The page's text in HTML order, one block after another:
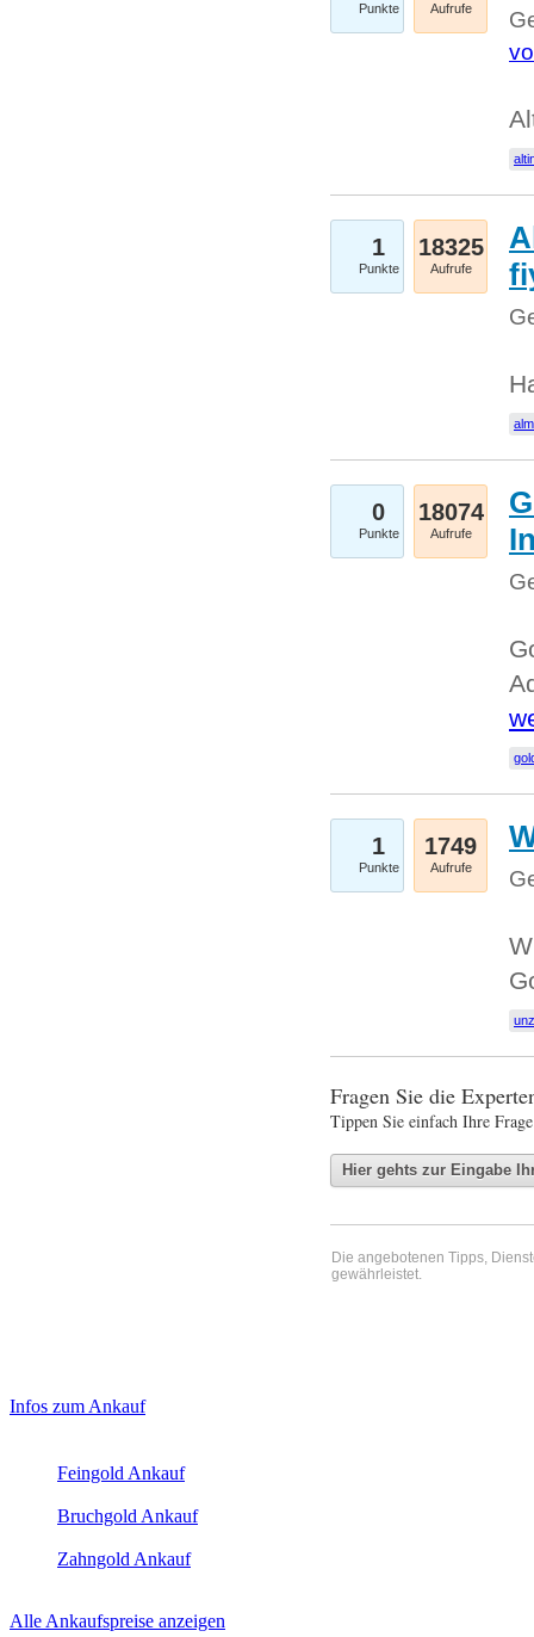
Punkte Aufrufe
1
Punkte
18325
Aufrufe
0
Punkte
18074
Aufrufe
1
Punkte
1749
Aufrufe
Fragen Sie die
Tippen Sie einfach Ihre
Die angebotenen Tipps,
gewährleistet.
Sidebar
Infos zum Ankauf
Feingold Ankauf
Bruchgold Ankauf
Zahngold Ankauf
Alle Ankaufspreise anzeigen